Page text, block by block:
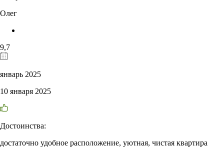
Олег
9,7
январь 2025
10 января 2025
Достоинства:
достаточно удобное расположение, уютная, чистая квартира